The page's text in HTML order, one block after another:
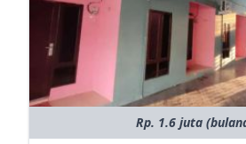
Rp. 1.6 juta